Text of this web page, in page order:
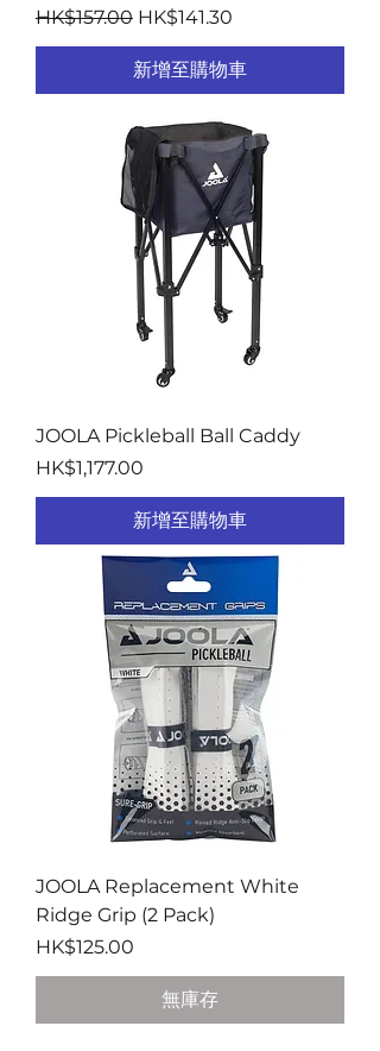
一般價格
HK$157.00 促銷價格
HK$141.30
新增至購物車
JOOLA Pickleball Ball Caddy
價格
HK$1,177.00
新增至購物車
JOOLA Replacement White
Ridge Grip (2 Pack)
價格
HK$125.00
無庫存